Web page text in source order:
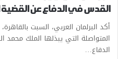
القدس في الدفاع عن
أكد البرلمان العربي، السبت
المتواصلة التي يبذلها الملك
الدفاع…